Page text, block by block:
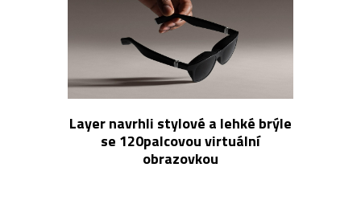
Layer navrhli stylové a lehké brýle
se 120palcovou virtuální
obrazovkou